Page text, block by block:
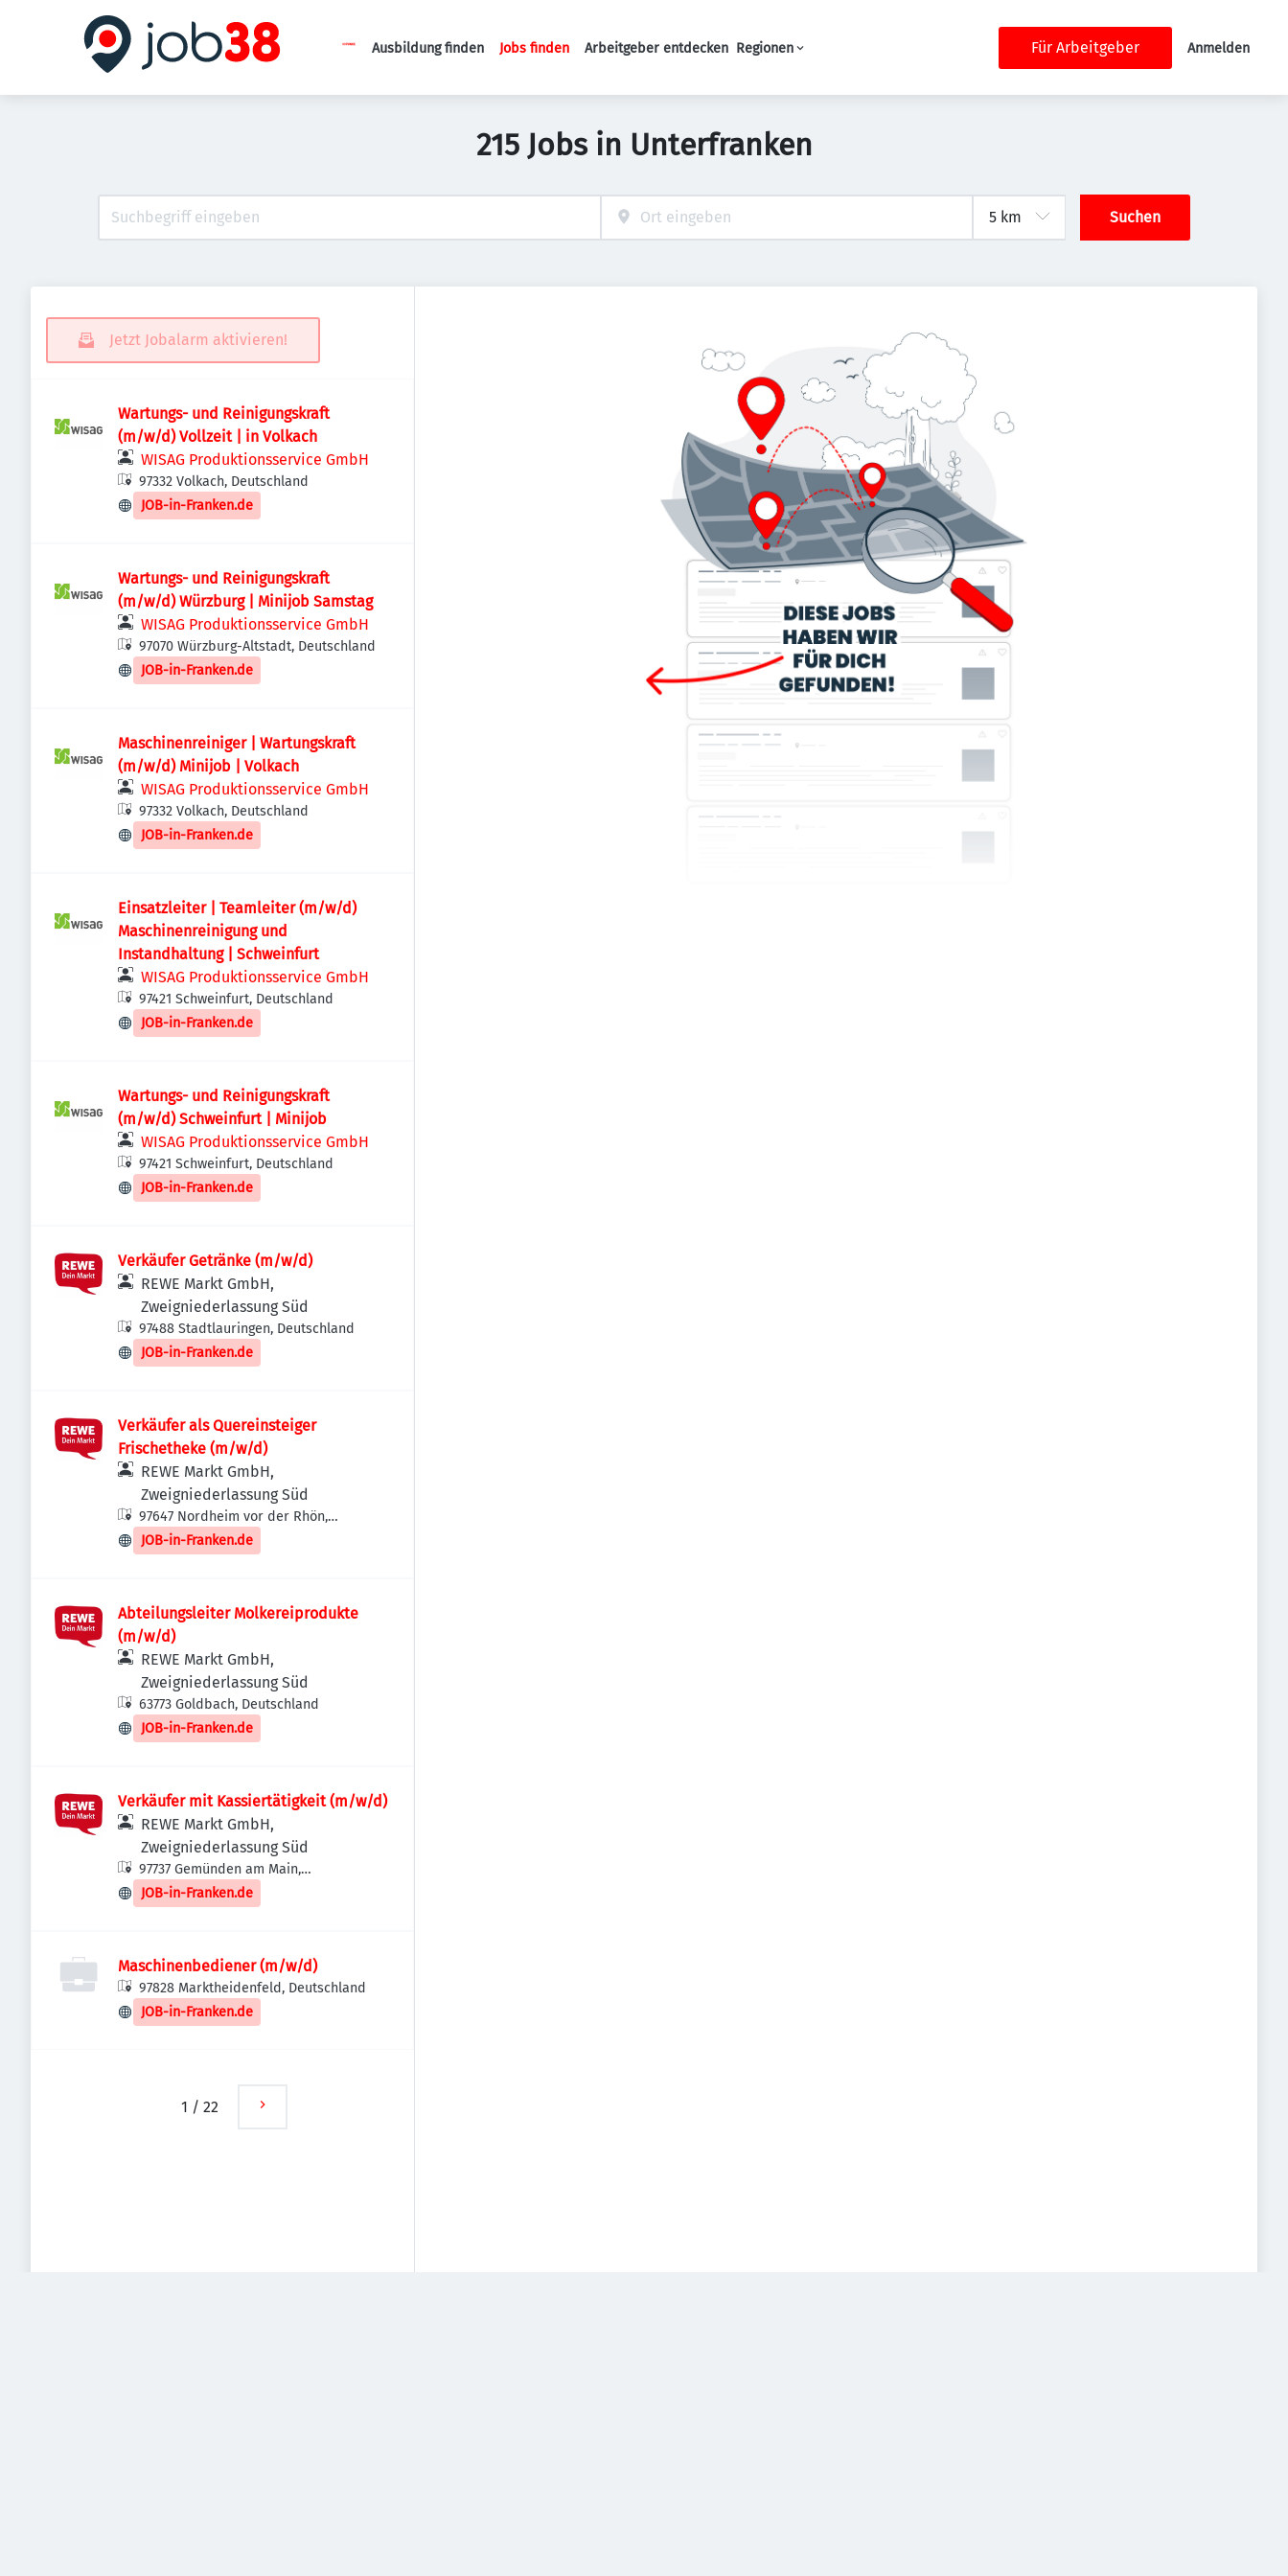
Haupt-Navigation
Ausbildung finden Jobs finden Arbeitgeber entdecken Regionen Für Arbeitgeber Anmelden
215 Jobs in Unterfranken
Suchen
Jetzt Jobalarm aktivieren!
Wartungs- und Reinigungskraft
(m/w/d) Vollzeit | in Volkach
WISAG Produktionsservice GmbH
97332 Volkach, Deutschland
JOB-in-Franken.de
Wartungs- und Reinigungskraft
(m/w/d) Würzburg | Minijob Samstag
WISAG Produktionsservice GmbH
97070 Würzburg-Altstadt, Deutschland
JOB-in-Franken.de
Maschinenreiniger | Wartungskraft
(m/w/d) Minijob | Volkach
WISAG Produktionsservice GmbH
97332 Volkach, Deutschland
JOB-in-Franken.de
Einsatzleiter | Teamleiter (m/w/d)
Maschinenreinigung und
Instandhaltung | Schweinfurt
WISAG Produktionsservice GmbH
97421 Schweinfurt, Deutschland
JOB-in-Franken.de
Wartungs- und Reinigungskraft
(m/w/d) Schweinfurt | Minijob
WISAG Produktionsservice GmbH
97421 Schweinfurt, Deutschland
JOB-in-Franken.de
Verkäufer Getränke (m/w/d)
REWE Markt GmbH,
Zweigniederlassung Süd
97488 Stadtlauringen, Deutschland
JOB-in-Franken.de
Verkäufer als Quereinsteiger
Frischetheke (m/w/d)
REWE Markt GmbH,
Zweigniederlassung Süd
97647 Nordheim vor der Rhön,
Deutschland
JOB-in-Franken.de
Abteilungsleiter Molkereiprodukte
(m/w/d)
REWE Markt GmbH,
Zweigniederlassung Süd
63773 Goldbach, Deutschland
JOB-in-Franken.de
Verkäufer mit Kassiertätigkeit (m/w/d)
REWE Markt GmbH,
Zweigniederlassung Süd
97737 Gemünden am Main,
Deutschland
JOB-in-Franken.de
Maschinenbediener (m/w/d)
97828 Marktheidenfeld, Deutschland
JOB-in-Franken.de
1 / 22